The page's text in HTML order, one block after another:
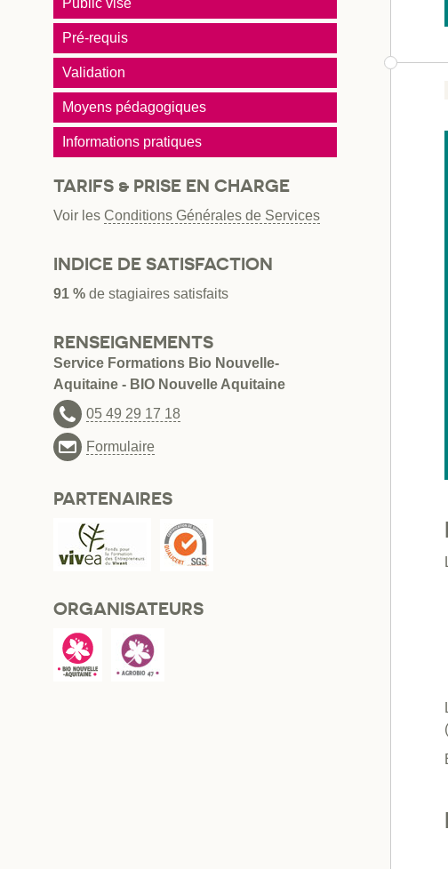
Public visé
Pré-requis
Validation
Moyens pédagogiques
Informations pratiques
TARIFS & PRISE EN CHARGE
Voir les Conditions Générales de Services
INDICE DE SATISFACTION
91 % de stagiaires satisfaits
RENSEIGNEMENTS
Service Formations Bio Nouvelle-
Aquitaine - BIO Nouvelle Aquitaine
05 49 29 17 18
Formulaire
PARTENAIRES
ORGANISATEURS